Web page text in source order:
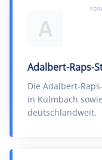
A
Adalbert-Raps-
Die Adalbert-
in Kulmbach
deutschlandweit.